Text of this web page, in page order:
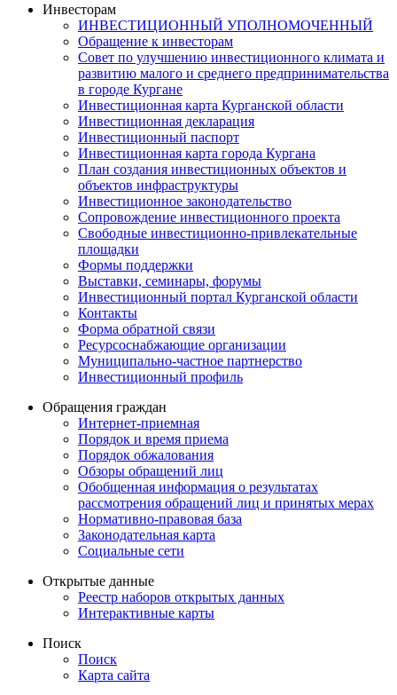
Инвесторам
ИНВЕСТИЦИОННЫЙ УПОЛНОМОЧЕННЫЙ
Обращение к инвесторам
Совет по улучшению инвестиционного климата и
развитию малого и среднего предпринимательства
в городе Кургане
Инвестиционная карта Курганской области
Инвестиционная декларация
Инвестиционный паспорт
Инвестиционная карта города Кургана
План создания инвестиционных объектов и
объектов инфраструктуры
Инвестиционное законодательство
Сопровождение инвестиционного проекта
Свободные инвестиционно-привлекательные
площадки
Формы поддержки
Выставки, семинары, форумы
Инвестиционный портал Курганской области
Контакты
Форма обратной связи
Ресурсоснабжающие организации
Муниципально-частное партнерство
Инвестиционный профиль
Обращения граждан
Интернет-приемная
Порядок и время приема
Порядок обжалования
Обзоры обращений лиц
Обобщенная информация о результатах
рассмотрения обращений лиц и принятых мерах
Нормативно-правовая база
Законодательная карта
Социальные сети
Открытые данные
Реестр наборов открытых данных
Интерактивные карты
Поиск
Поиск
Карта сайта